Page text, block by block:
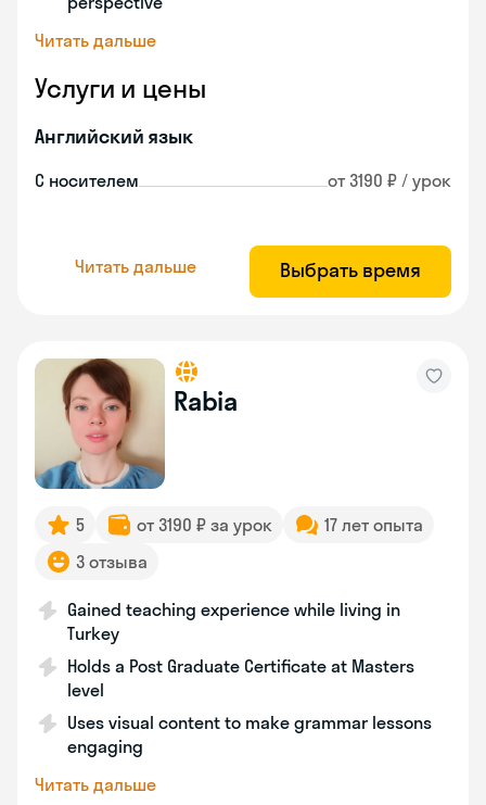
Читать дальше
Услуги и цены
Английский язык
С носителем от 3190 ₽ / урок
Читать дальше Выбрать время
Rabia
5 от 3190 ₽ за урок
17 лет опыта
3 отзыва
Gained teaching experience while living in
Turkey
Holds a Post Graduate Certificate at Masters
level
Uses visual content to make grammar lessons
engaging
Читать дальше